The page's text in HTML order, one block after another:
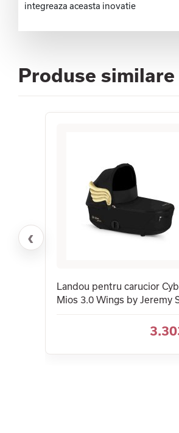
integreaza aceasta inovatie
Produse similare
‹
Landou pentru carucior
Mios 3.0 Wings by Jeremy